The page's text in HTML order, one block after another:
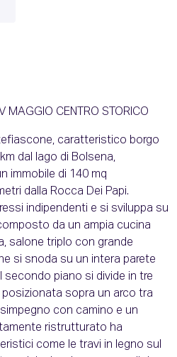
MAGGIO CENTRO STORICO
caratteristico borgo
dal lago di Bolsena,
immobile di 140 mq
dalla Rocca Dei Papi.
indipendenti e si sviluppa su
da un ampia cucina
salone triplo con grande
si snoda su un intera parete
secondo piano si divide in tre
sopra un arco tra
con camino e un
ristrutturato ha
come le travi in legno sul